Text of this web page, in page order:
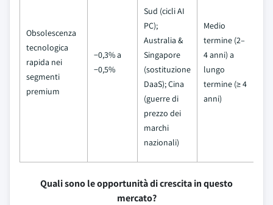
Obsolescenza
tecnologica
rapida nei
segmenti
premium
−0,3% a
−0,5%
Sud (cicli AI
PC);
Australia &
Singapore
(sostituzione
DaaS); Cina
(guerre di
prezzo dei
marchi
nazionali)
Medio
termine (2–
4 anni) a
lungo
termine (≥ 4
anni)
Quali sono le opportunità di crescita in questo
mercato?